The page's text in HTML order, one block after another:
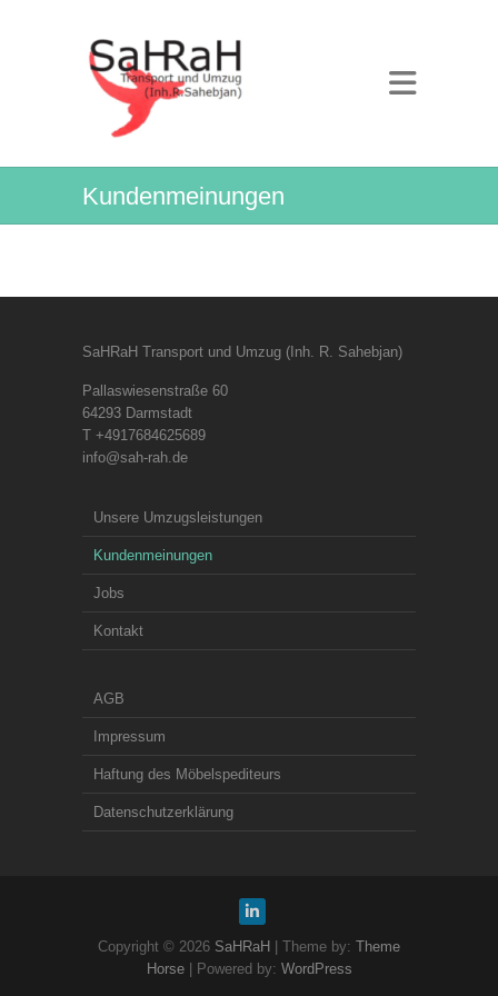
Kundenmeinungen
SaHRaH Transport und Umzug (Inh. R. Sahebjan)
Pallaswiesenstraße 60
64293 Darmstadt
T +4917684625689
info@sah-rah.de
Unsere Umzugsleistungen
Kundenmeinungen
Jobs
Kontakt
AGB
Impressum
Haftung des Möbelspediteurs
Datenschutzerklärung
Copyright © 2026 SaHRaH | Theme by: Theme
Horse| Powered by: WordPress